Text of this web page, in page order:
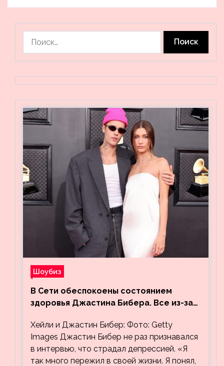
Шоубиз
В Сети обеспокоены состоянием
здоровья Джастина Бибера. Все из-за
Хейли
Хейли и Джастин Бибер: Фото: Getty
Images Джастин Бибер не раз признавался
в интервью, что страдал депрессией. «Я
так много пережил в своей жизни. Я понял,